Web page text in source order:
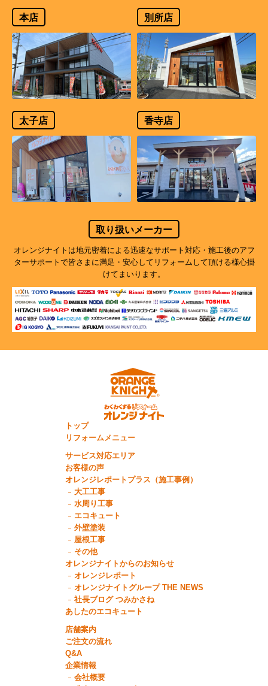
本店 別所店
太子店 香寺店
取り扱いメーカー
オレンジナイトは地元密着による迅速なサポート対応・施工後のアフ
ターサポートで皆さまに満足・安心してリフォームして頂ける様心掛
けてまいります。
トップ
リフォームメニュー
サービス対応エリア
お客様の声
オレンジレポートプラス（施工事例）
大工工事
水周り工事
エコキュート
外壁塗装
屋根工事
その他
オレンジナイトからのお知らせ
オレンジレポート
オレンジナイトグループ THE NEWS
社長ブログ つみかさね
あしたのエコキュート
店舗案内
ご注文の流れ
Q&A
企業情報
会社概要